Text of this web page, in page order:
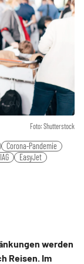
Foto: Shutterstock
Corona-Pandemie
IAG EasyJet
werden
Reisen. Im